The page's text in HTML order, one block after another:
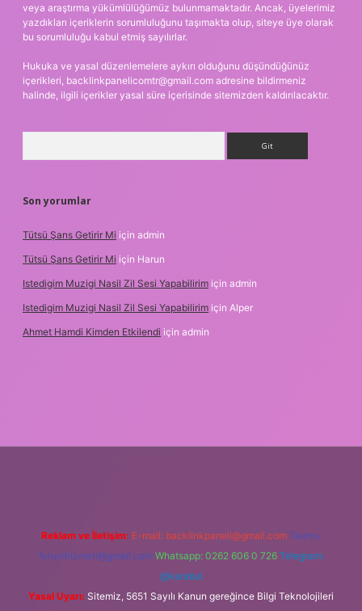
veya araştırma yükümlülüğümüz bulunmamaktadır. Ancak, üyelerimiz
yazdıkları içeriklerin sorumluluğunu taşımakta olup, siteye üye olarak
bu sorumluluğu kabul etmiş sayılırlar.
Hukuka ve yasal düzenlemelere aykırı olduğunu düşündüğünüz
içerikleri, backlinkpanelicomtr@gmail.com adresine bildirmeniz
halinde, ilgili içerikler yasal süre içerisinde sitemizden kaldırılacaktır.
Son yorumlar
Tütsü Şans Getirir Mi için admin
Tütsü Şans Getirir Mi için Harun
Istedigim Muzigi Nasil Zil Sesi Yapabilirim için admin
Istedigim Muzigi Nasil Zil Sesi Yapabilirim için Alper
Ahmet Hamdi Kimden Etkilendi için admin
Reklam ve İletişim: E-mail: backlinkpaneli@gmail.com Teams:
forumhizmeti@gmail.com Whatsapp: 0262 606 0 726 Telegram:
@karabul
Yasal Uyarı: Sitemiz, 5651 Sayılı Kanun gereğince Bilgi Teknolojileri